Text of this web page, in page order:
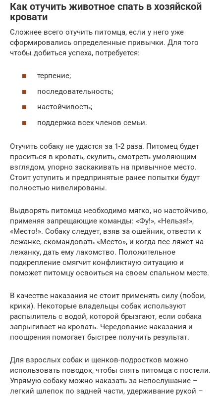
Как отучить животное спать в хозяйской
кровати
Сложнее всего отучить питомца, если у него уже
сформировались определенные привычки. Для того
чтобы добиться успеха, потребуется:
терпение;
последовательность;
настойчивость;
поддержка всех членов семьи.
Отучить собаку не удастся за 1-2 раза. Питомец будет
проситься в кровать, скулить, смотреть умоляющим
взглядом, упорно заскакивать на привычное место.
Стоит уступить и предпринятые ранее попытки будут
полностью нивелированы.
Выдворять питомца необходимо мягко, но настойчиво,
применяя запрещающие команды: «Фу!», «Нельзя!»,
«Место!». Собаку следует, взяв за ошейник, отвести к
лежанке, скомандовать «Место», и когда пес ляжет на
лежанку, дать ему лакомство. Положительное
подкрепление смягчит конфликтную ситуацию и
поможет питомцу освоиться на своем спальном месте.
В качестве наказания не стоит применять силу (побои,
крики). Некоторые владельцы собак используют
распылитель с водой, которой брызгают, если собака
запрыгивает на кровать. Чередование наказания и
поощрения помогает быстрее получить результат.
Для взрослых собак и щенков-подростков можно
использовать поводок, чтобы снять питомца с постели.
Упрямую собаку можно наказать за непослушание –
легкий шлепок по задней части, удерживание рукой –